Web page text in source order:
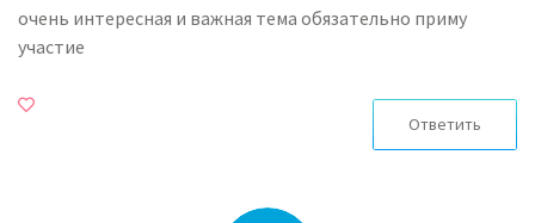
очень интересная и важная тема обязательно приму
участие
Ответить